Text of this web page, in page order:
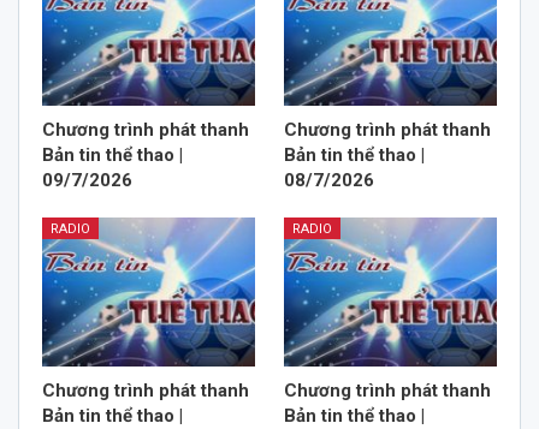
Chương trình phát thanh
Bản tin thể thao |
09/7/2026
Chương trình phát thanh
Bản tin thể thao |
08/7/2026
RADIO
Chương trình phát thanh
Bản tin thể thao |
RADIO
Chương trình phát thanh
Bản tin thể thao |